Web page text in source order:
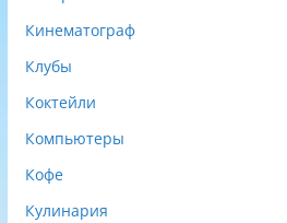
Кинематограф
Клубы
Коктейли
Компьютеры
Кофе
Кулинария